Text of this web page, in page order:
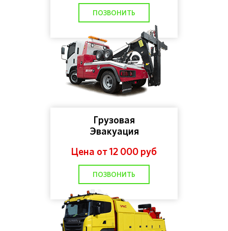
ПОЗВОНИТЬ
Грузовая
Эвакуация
Цена от 12 000 руб
ПОЗВОНИТЬ